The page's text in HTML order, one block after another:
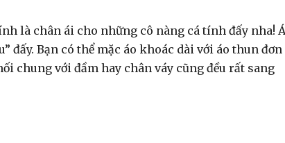
là chân ái cho những cô nàng cá tính đấy nha!
đấy. Bạn có thể mặc áo khoác dài với áo thun đơn
chung với đầm hay chân váy cũng đều rất sang